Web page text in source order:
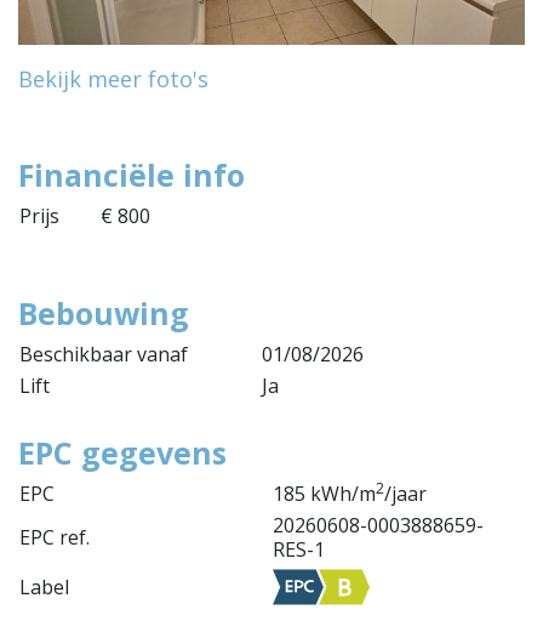
Bekijk meer foto's
Financiële info
Prijs € 800
Bebouwing
Beschikbaar vanaf
01/08/2026
Lift
Ja
EPC gegevens
EPC 185 kWh/m2/jaar
EPC ref.
20260608-0003888659-
RES-1
Label